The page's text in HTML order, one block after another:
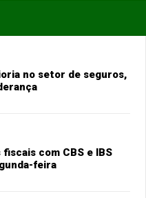
no setor de seguros,
com CBS e IBS
feira